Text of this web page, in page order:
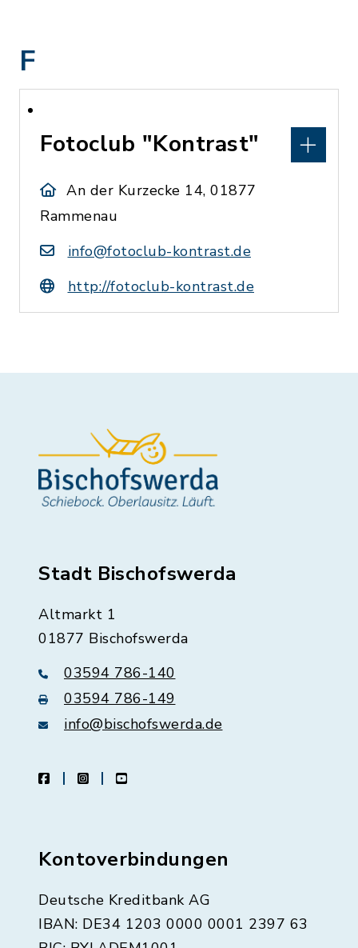
F
Fotoclub "Kontrast"
An der Kurzecke 14, 01877
Rammenau
info@fotoclub-kontrast.de
http://fotoclub-kontrast.de
Stadt Bischofswerda
Altmarkt 1
01877 Bischofswerda
03594 786-140
03594 786-149
info@bischofswerda.de
facebookinstagramyoutube
Kontoverbindungen
Deutsche Kreditbank AG
IBAN: DE34 1203 0000 0001 2397 63